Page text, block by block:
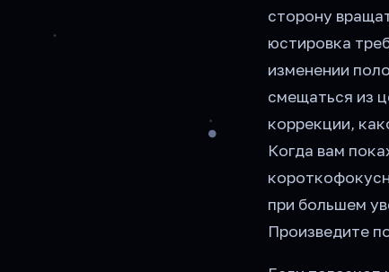
сторону
юстировка
изменении
смещаться из
коррекции,
Когда вам
при большем
Произведите